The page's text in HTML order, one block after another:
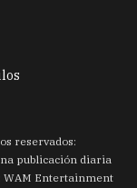
reservados:
publicación diaria
Entertainment